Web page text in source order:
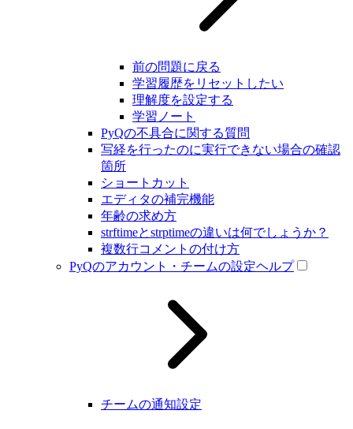
前の問題に戻る
学習履歴をリセットしたい
理解度を設定する
学習ノート
PyQの不具合に関する質問
写経を行ったのに実行できない場合の確認
箇所
ショートカット
エディタの補完機能
年齢の求め方
strftimeとstrptimeの違いは何でしょうか？
複数行コメントの付け方
PyQのアカウント・チームの設定ヘルプ
チームの通知設定